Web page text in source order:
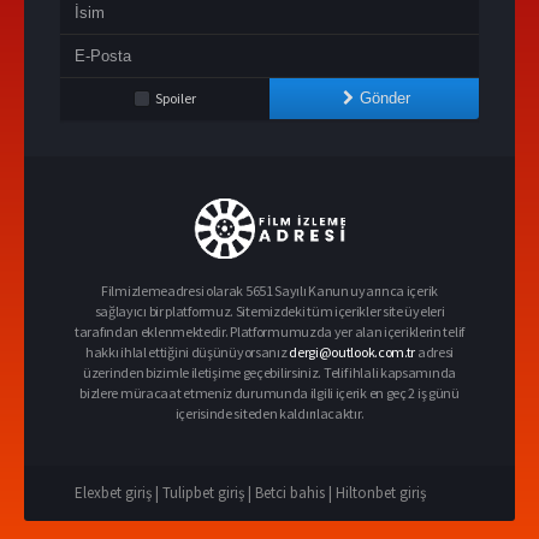
Spoiler Gönder
Filmizlemeadresi olarak 5651 Sayılı Kanun uyarınca içerik
sağlayıcı bir platformuz. Sitemizdeki tüm içerikler site üyeleri
tarafından eklenmektedir. Platformumuzda yer alan içeriklerin telif
hakkı ihlal ettiğini düşünüyorsanızdergi@outlook.com.tr adresi
üzerinden bizimle iletişime geçebilirsiniz. Telif ihlali kapsamında
bizlere müracaat etmeniz durumunda ilgili içerik en geç 2 iş günü
içerisinde siteden kaldırılacaktır.
Elexbet giriş | Tulipbet giriş | Betci bahis | Hiltonbet giriş